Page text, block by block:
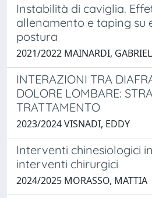
Instabilità di caviglia.
allenamento e taping su
postura
2021/2022 MAINARDI,
INTERAZIONI TRA
DOLORE LOMBARE:
TRATTAMENTO
2023/2024 VISNADI, EDDY
Interventi chinesiologici
interventi chirurgici
2024/2025 MORASSO, MATTIA